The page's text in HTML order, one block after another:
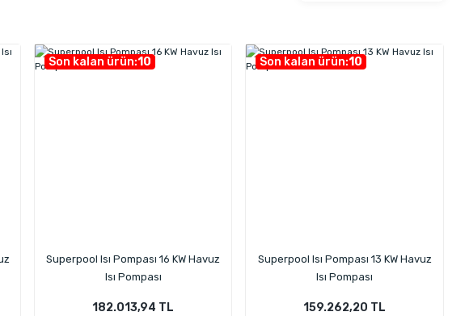
Son kalan ürün:10
Superpool Isı Pompası 16 KW Havuz
Isı Pompası
182.013,94 TL
Son kalan ürün:10
Superpool Isı Pompası 13 KW Havuz
Isı Pompası
159.262,20 TL